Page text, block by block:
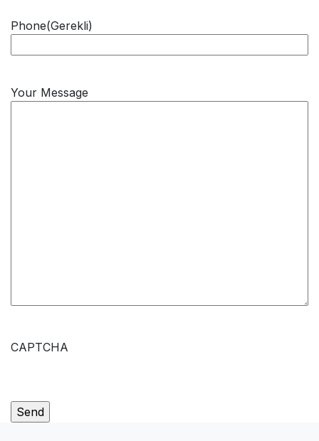
Phone(Gerekli)
Your Message
CAPTCHA